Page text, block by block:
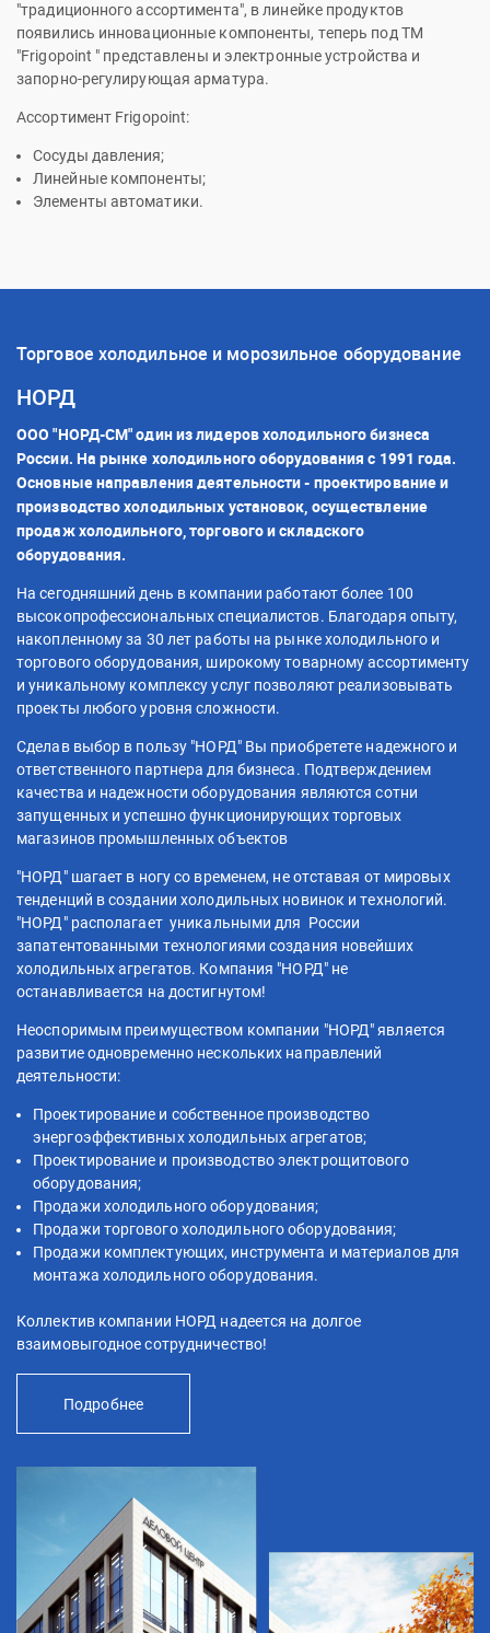
"традиционного ассортимента", в линейке продуктов
появились инновационные компоненты, теперь под ТМ
"Frigopoint " представлены и электронные устройства и
запорно-регулирующая арматура.
Ассортимент Frigopoint:
Сосуды давления;
Линейные компоненты;
Элементы автоматики.
Торговое холодильное и морозильное оборудование
НОРД
ООО "НОРД-СМ" один из лидеров холодильного бизнеса
России. На рынке холодильного оборудования с 1991 года.
Основные направления деятельности - проектирование и
производство холодильных установок, осуществление
продаж холодильного, торгового и складского
оборудования.
На сегодняшний день в компании работают более 100
высокопрофессиональных специалистов. Благодаря опыту,
накопленному за 30 лет работы на рынке холодильного и
торгового оборудования, широкому товарному ассортименту
и уникальному комплексу услуг позволяют реализовывать
проекты любого уровня сложности.
Сделав выбор в пользу "НОРД" Вы приобретете надежного и
ответственного партнера для бизнеса. Подтверждением
качества и надежности оборудования являются сотни
запущенных и успешно функционирующих торговых
магазинов промышленных объектов
"НОРД" шагает в ногу со временем, не отставая от мировых
тенденций в создании холодильных новинок и технологий.
"НОРД" располагает уникальными для России
запатентованными технологиями создания новейших
холодильных агрегатов. Компания "НОРД" не
останавливается на достигнутом!
Неоспоримым преимуществом компании "НОРД" является
развитие одновременно нескольких направлений
деятельности:
Проектирование и собственное производство
энергоэффективных холодильных агрегатов;
Проектирование и производство электрощитового
оборудования;
Продажи холодильного оборудования;
Продажи торгового холодильного оборудования;
Продажи комплектующих, инструмента и материалов для
монтажа холодильного оборудования.
Коллектив компании НОРД надеется на долгое
взаимовыгодное сотрудничество!
Подробнее